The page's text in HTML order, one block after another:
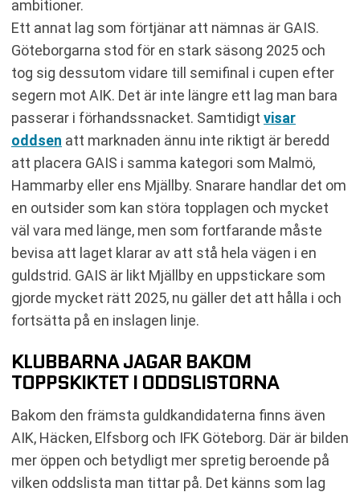
ambitioner.
Ett annat lag som förtjänar att nämnas är GAIS.
Göteborgarna stod för en stark säsong 2025 och
tog sig dessutom vidare till semifinal i cupen efter
segern mot AIK. Det är inte längre ett lag man bara
passerar i förhandssnacket. Samtidigt visar
oddsen att marknaden ännu inte riktigt är beredd
att placera GAIS i samma kategori som Malmö,
Hammarby eller ens Mjällby. Snarare handlar det om
en outsider som kan störa topplagen och mycket
väl vara med länge, men som fortfarande måste
bevisa att laget klarar av att stå hela vägen i en
guldstrid. GAIS är likt Mjällby en uppstickare som
gjorde mycket rätt 2025, nu gäller det att hålla i och
fortsätta på en inslagen linje.
KLUBBARNA JAGAR BAKOM
TOPPSKIKTET I ODDSLISTORNA
Bakom den främsta guldkandidaterna finns även
AIK, Häcken, Elfsborg och IFK Göteborg. Där är bilden
mer öppen och betydligt mer spretig beroende på
vilken oddslista man tittar på. Det känns som lag